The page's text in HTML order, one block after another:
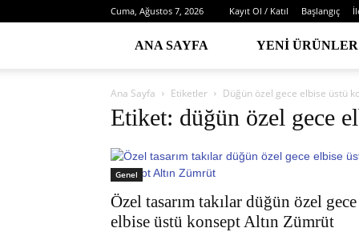
Cuma, Ağustos 7, 2026 Kayıt Ol / Katıl Başlangıç
ANA SAYFA YENI ÜRÜNLER
Ana Sayfa Etiketler Düğün özel gece elbise üstü
Etiket: düğün özel gece
Genel
Özel tasarım takılar düğün özel gece
elbise üstü konsept Altın Zümrüt